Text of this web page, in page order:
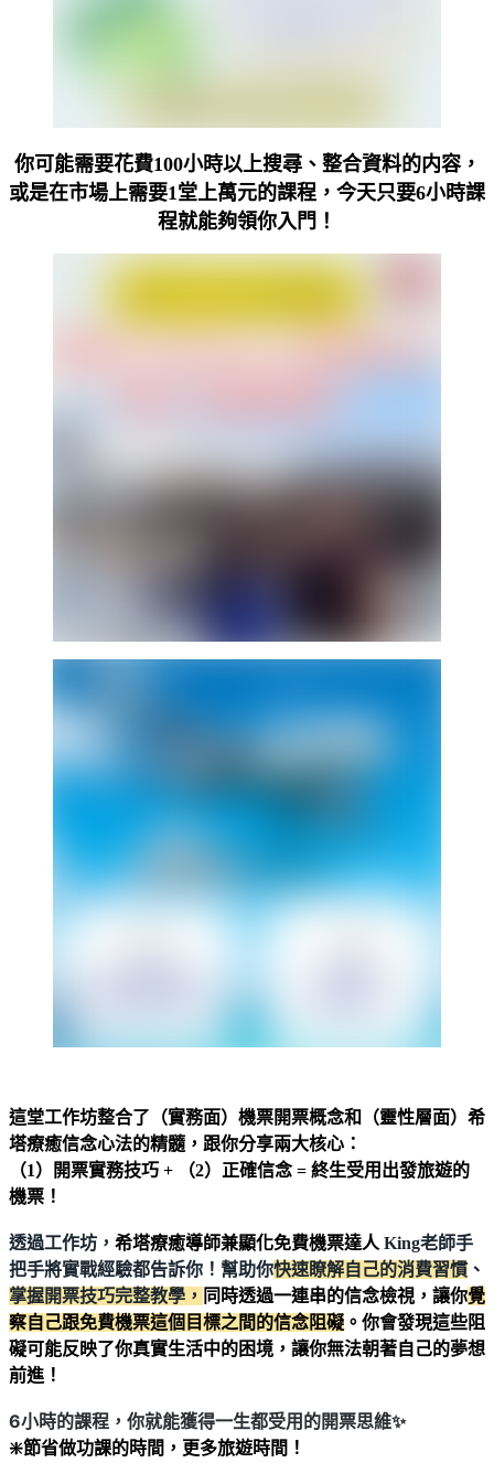
你可能需要花費100小時以上搜尋、整合資料的内容，
或是在市場上需要1堂上萬元的課程，今天只要6小時課
程就能夠領你入門！
這堂工作坊整合了（實務面）機票開票概念和（靈性層面）希
塔療癒信念心法的精髓，跟你分享兩大核心：
（1）開票實務技巧 + （2）正確信念 = 終生受用出發旅遊的
機票！
透過工作坊， 希塔療癒導師兼顯化免費機票達人 King老師手
把手將實戰經驗都告訴你！幫助你快速瞭解自己的消費習慣 、
掌握開票技巧完整教學， 同時透過一連串的信念檢視，讓你覺
察自己跟免費機票這個目標之間的信念阻礙 。你會發現這些阻
礙可能反映了你真實生活中的困境，讓你無法朝著自己的夢想
前進！
6小時的課程，你就能獲得一生都受用的開票思維✨
❇️節省做功課的時間，更多旅遊時間！